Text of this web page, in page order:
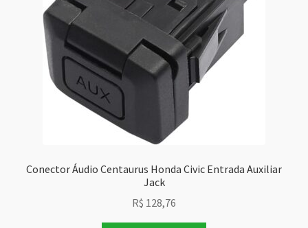
Conector Áudio Centaurus Honda Civic Entrada Auxiliar
Jack
R$ 128,76